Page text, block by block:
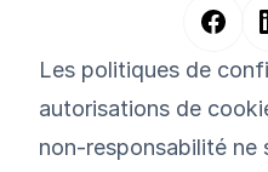
Les politiques de
autorisations de
non-responsabilité ne